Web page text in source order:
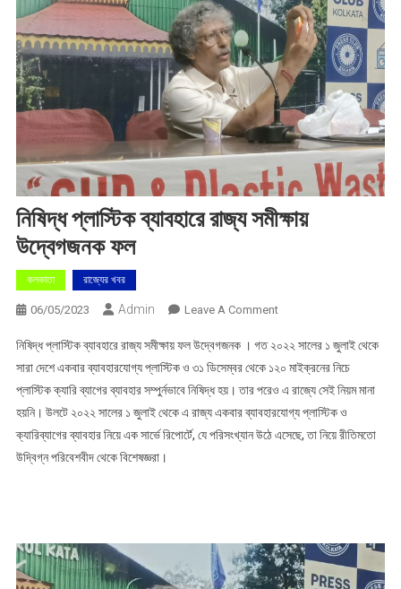
নিষিদ্ধ প্লাস্টিক ব্যাবহারে রাজ্য সমীক্ষায়
উদ্বেগজনক ফল
কলকাতা রাজ্যের খবর
06/05/2023 Admin Leave A CommentOn
প্লাস্টিক
ব্যাবহারে
রাজ্য
সমীক্ষায়
উদ্বেগজনক
নিষিদ্ধ প্লাস্টিক ব্যাবহারে রাজ্য সমীক্ষায় ফল উদ্বেগজনক । গত ২০২২ সালের ১ জুলাই থেকে
সারা দেশে একবার ব্যাবহারযোগ্য প্লাস্টিক ও ৩১ ডিসেম্বর থেকে ১২০ মাইক্রনের নিচে
প্লাস্টিক ক্যারি ব্যাগের ব্যাবহার সম্পুর্নভাবে নিষিদ্ধ হয়। তার পরেও এ রাজ্যে সেই নিয়ম মানা
হয়নি। উলটে ২০২২ সালের ১ জুলাই থেকে এ রাজ্য একবার ব্যাবহারযোগ্য প্লাস্টিক ও
ক্যারিব্যাগের ব্যাবহার নিয়ে এক সার্ভে রিপোর্টে, যে পরিসংখ্যান উঠে এসেছে, তা নিয়ে রীতিমতো
উদ্বিগ্ন পরিবেশবীদ থেকে বিশেষজ্ঞরা।